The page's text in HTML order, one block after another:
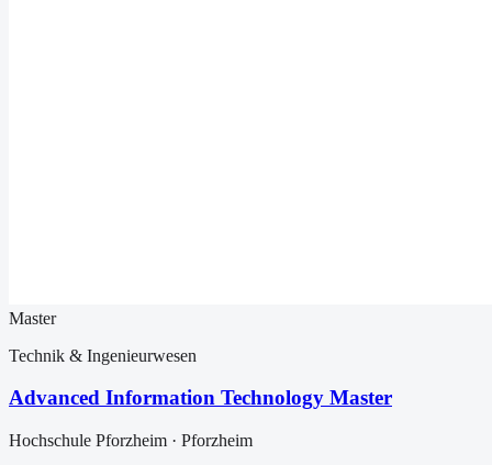
Master
Technik & Ingenieurwesen
Advanced Information Technology Master
Hochschule Pforzheim · Pforzheim